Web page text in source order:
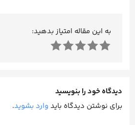
به این مقاله امتیاز بدهید:
دیدگاه خود را بنویسید
برای نوشتن دیدگاه باید وارد بشوید.